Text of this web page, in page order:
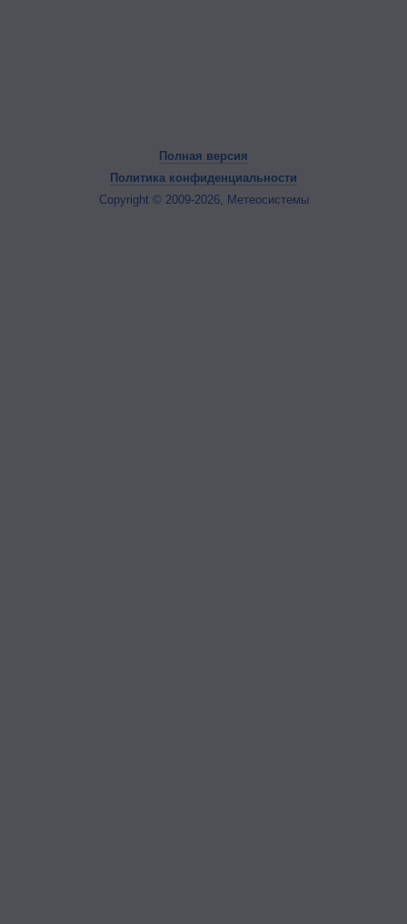
Полная версия
Политика конфиденциальности
Copyright © 2009-2026, Метеосистемы